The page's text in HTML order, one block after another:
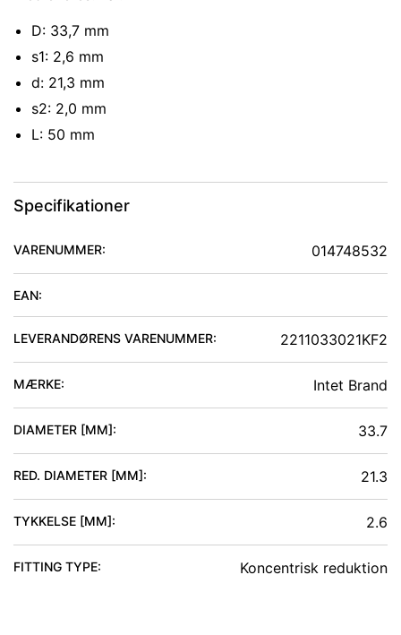
D: 33,7 mm
s1: 2,6 mm
d: 21,3 mm
s2: 2,0 mm
L: 50 mm
Specifikationer
VARENUMMER: 014748532
EAN:
LEVERANDØRENS VARENUMMER: 2211033021KF2
MÆRKE: Intet Brand
DIAMETER [MM]: 33.7
RED. DIAMETER [MM]: 21.3
TYKKELSE [MM]: 2.6
FITTING TYPE: Koncentrisk reduktion